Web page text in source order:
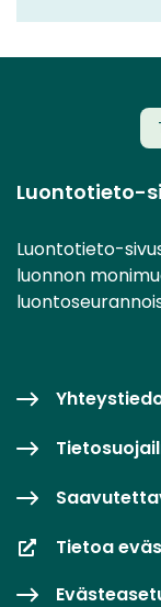
Luontotieto-
Luontotieto-
luonnon
Tietoa